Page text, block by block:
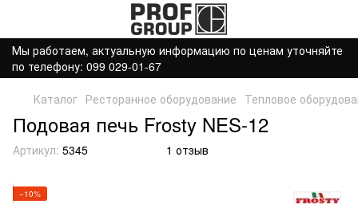
Мы работаем, актуальную информацию по ценам уточняйте
по телефону: 099 029-01-67
Каталог Ресторанное оборудование Тепловое
Подовая печь Frosty NES-12
Артикул: 5345 1 отзыв
−10%